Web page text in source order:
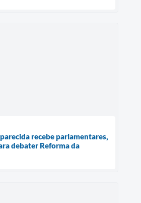
recebe parlamentares,
debater Reforma da